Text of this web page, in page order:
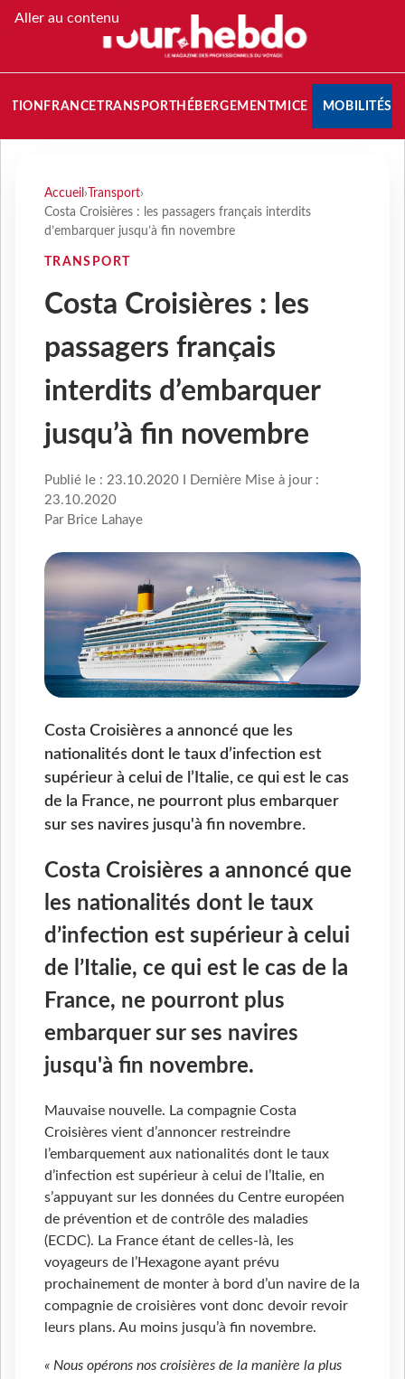
Aller au contenu
FRANCETRANSPORT HÉBERGEMENTMICE MOBILITÉS
Accueil › Transport›
Costa Croisières : les passagers français interdits
d’embarquer jusqu’à fin novembre
TRANSPORT
Costa Croisières : les
passagers français
interdits d’embarquer
jusqu’à fin novembre
Publié le : 23.10.2020 I Dernière Mise à jour :
23.10.2020
Par Brice Lahaye
Costa Croisières a annoncé que les
nationalités dont le taux d’infection est
supérieur à celui de l’Italie, ce qui est le cas
de la France, ne pourront plus embarquer
sur ses navires jusqu'à fin novembre.
Costa Croisières a annoncé que
les nationalités dont le taux
d’infection est supérieur à celui
de l’Italie, ce qui est le cas de la
France, ne pourront plus
embarquer sur ses navires
jusqu'à fin novembre.
Mauvaise nouvelle. La compagnie Costa
Croisières vient d’annoncer restreindre
l’embarquement aux nationalités dont le taux
d’infection est supérieur à celui de l’Italie, en
s’appuyant sur les données du Centre européen
de prévention et de contrôle des maladies
(ECDC). La France étant de celles-là, les
voyageurs de l’Hexagone ayant prévu
prochainement de monter à bord d’un navire de la
compagnie de croisières vont donc devoir revoir
leurs plans. Au moins jusqu’à fin novembre.
« Nous opérons nos croisières de la manière la plus